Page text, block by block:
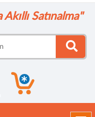
Satınalma"